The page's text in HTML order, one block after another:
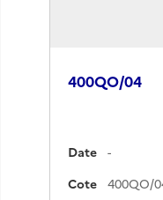
400QO/04
Date
-
Cote
400QO/